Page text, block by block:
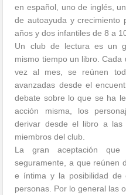
en español, uno de inglés,
de autoayuda y crecimiento
años y dos infantiles de 8 a
Un club de lectura es un
mismo tiempo un libro.
vez al mes, se reúnen
avanzadas desde el
debate sobre lo que se ha
acción misma, los
derivar desde el libro a las
miembros del club.
La gran aceptación
seguramente, a que reúnen
e íntima y la posibilidad de
personas. Por lo general las